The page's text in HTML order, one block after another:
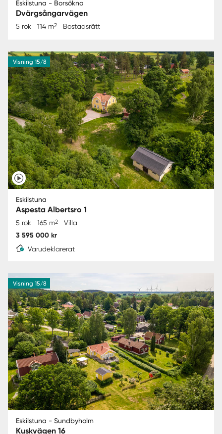
Eskilstuna - Borsökna
Dvärgsångarvägen
5 rok 114 m2 Bostadsrätt
Visning 15/8
Eskilstuna
Aspesta Albertsro 1
5 rok 165 m2 Villa
3 595 000 kr
Varudeklarerat
Visning 15/8
Eskilstuna - Sundbyholm
Kuskvägen 16